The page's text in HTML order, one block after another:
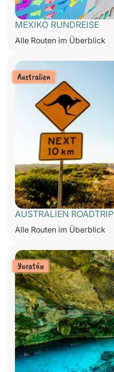
MEXIKO RUNDREISE
Alle Routen im Überblick
Australien
AUSTRALIEN ROADTRIP
Alle Routen im Überblick
Yucatán